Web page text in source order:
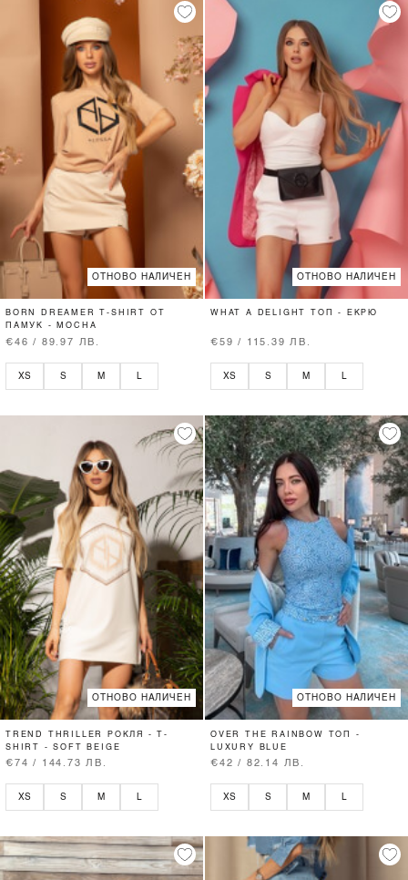
ОТНОВО НАЛИЧЕН
BORN DREAMER T-SHIRT ОТ
ПАМУК - MOCHA
€46 / 89.97 ЛВ.
XS S M
ОТНОВО НАЛИЧЕН
WHAT A DELIGHT ТОП - ЕКРЮ
€59 / 115.39 ЛВ.
XS S M
ОТНОВО НАЛИЧЕН
TREND THRILLER РОКЛЯ - T-
SHIRT - SOFT BEIGE
€74 / 144.73 ЛВ.
XS S M L
ОТНОВО НАЛИЧЕН
OVER THE RAINBOW ТОП -
LUXURY BLUE
€42 / 82.14 ЛВ.
XS S M L